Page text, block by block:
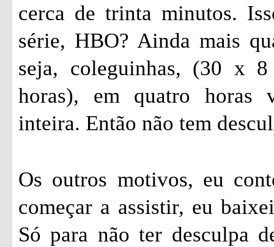
cerca de trinta minutos.
série, HBO? Ainda mais
seja, coleguinhas, (30 x
horas), em quatro horas
inteira. Então não tem
Os outros motivos, eu
começar a assistir, eu
Só para não ter desculpa